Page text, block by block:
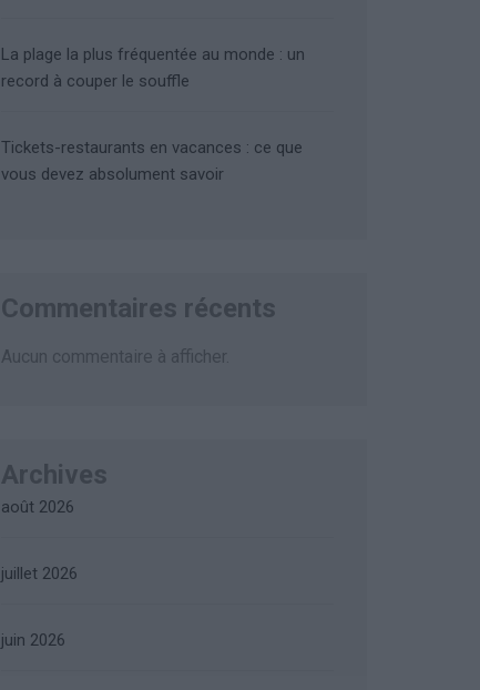
La plage la plus fréquentée au monde : un
record à couper le souffle
Tickets-restaurants en vacances : ce que
vous devez absolument savoir
Commentaires récents
Aucun commentaire à afficher.
Archives
août 2026
juillet 2026
juin 2026